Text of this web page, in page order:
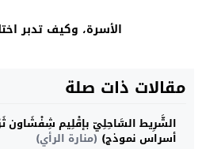
الأسرة، وكيف تدبر
مقالات ذات صلة
الشَّرِيط السَّاحِلِيّ بإقْلِيم شِفْشَاون
أسراس نموذج) (منارة الرأي)